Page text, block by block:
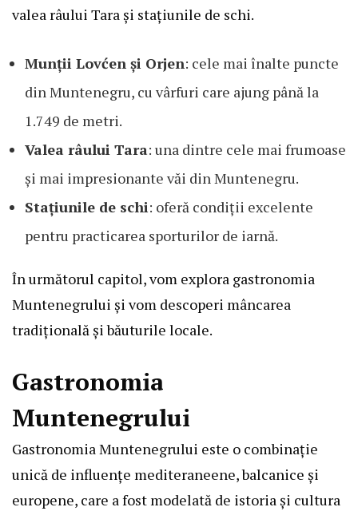
valea râului Tara și stațiunile de schi.
Munții Lovćen și Orjen: cele mai înalte puncte
din Muntenegru, cu vârfuri care ajung până la
1.749 de metri.
Valea râului Tara: una dintre cele mai frumoase
și mai impresionante văi din Muntenegru.
Stațiunile de schi: oferă condiții excelente
pentru practicarea sporturilor de iarnă.
În următorul capitol, vom explora gastronomia
Muntenegrului și vom descoperi mâncarea
tradițională și băuturile locale.
Gastronomia
Muntenegrului
Gastronomia Muntenegrului este o combinație
unică de influențe mediteraneene, balcanice și
europene, care a fost modelată de istoria și cultura